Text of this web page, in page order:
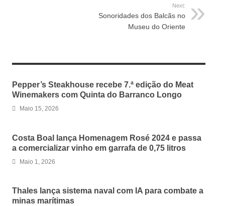
Next:
Sonoridades dos Balcãs no
Museu do Oriente
Pepper’s Steakhouse recebe 7.ª edição do Meat
Winemakers com Quinta do Barranco Longo
Maio 15, 2026
Costa Boal lança Homenagem Rosé 2024 e passa
a comercializar vinho em garrafa de 0,75 litros
Maio 1, 2026
Thales lança sistema naval com IA para combate a
minas marítimas